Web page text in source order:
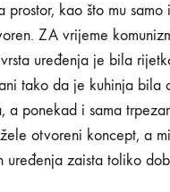
prostor, kao što mu samo
ZA vrijeme
uređenja je bila
tako da je kuhinja bila
a ponekad i sama
otvoreni koncept, a
uređenja zaista toliko